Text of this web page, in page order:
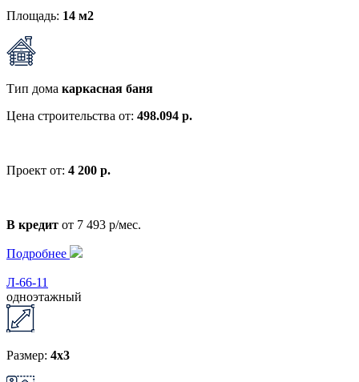
Площадь: 14 м2
Тип дома каркасная баня
Цена строительства от: 498.094 р.
Проект от: 4 200 р.
В кредит от 7 493 р/мес.
Подробнее
Л-66-11
одноэтажный
Размер: 4x3